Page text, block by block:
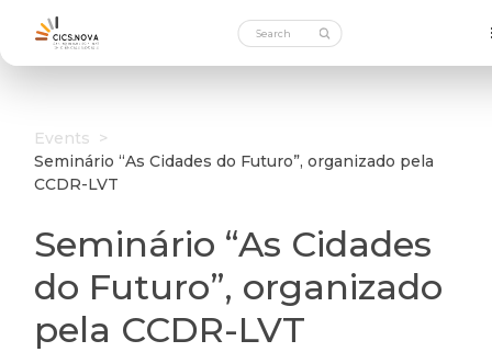
Events >
Seminário “As Cidades do Futuro”, organizado pela
CCDR-LVT
Seminário “As Cidades
do Futuro”, organizado
pela CCDR-LVT